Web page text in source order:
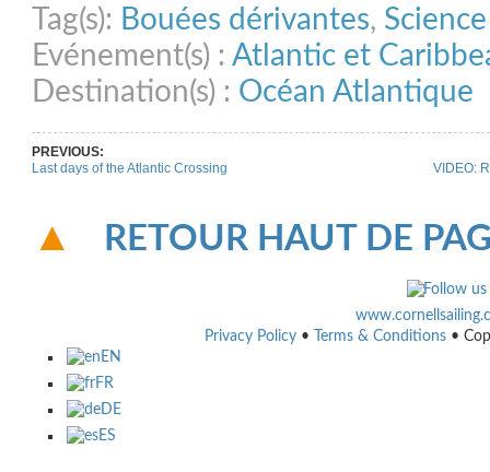
Tag(s): Bouées dérivantes,
Evénement(s) : Atlantic et
Destination(s) : Océan Atlantique
PREVIOUS:
Last days of the Atlantic Crossing
VIDEO:
RETOUR HAUT DE
Privacy Policy • Terms & Conditions •
EN
FR
DE
ES